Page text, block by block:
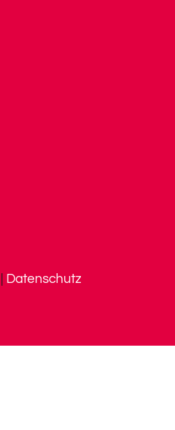
Datenschutz